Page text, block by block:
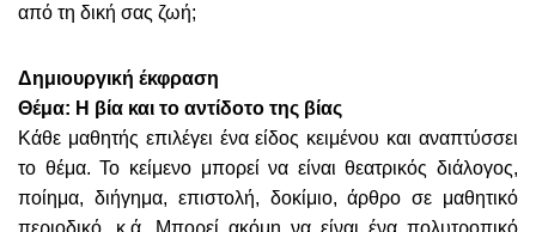
από τη δική σας ζωή;
Δημιουργική έκφραση
Θέμα: Η βία και το αντίδοτο της βίας
Κάθε μαθητής επιλέγει ένα είδος κειμένου και αναπτύσσει
το θέμα. Το κείμενο μπορεί να είναι θεατρικός διάλογος,
ποίημα, διήγημα, επιστολή, δοκίμιο, άρθρο σε μαθητικό
περιοδικό, κ.ά. Μπορεί ακόμη να είναι ένα πολυτροπικό